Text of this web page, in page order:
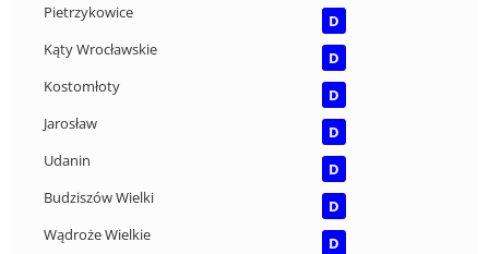
Pietrzykowice
D
Kąty Wrocławskie
D
Kostomłoty
D
Jarosław
D
Udanin
D
Budziszów Wielki
D
Wądroże Wielkie
D